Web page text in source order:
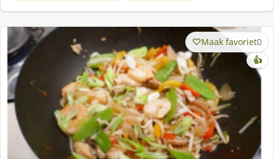
Maak favoriet0
👍